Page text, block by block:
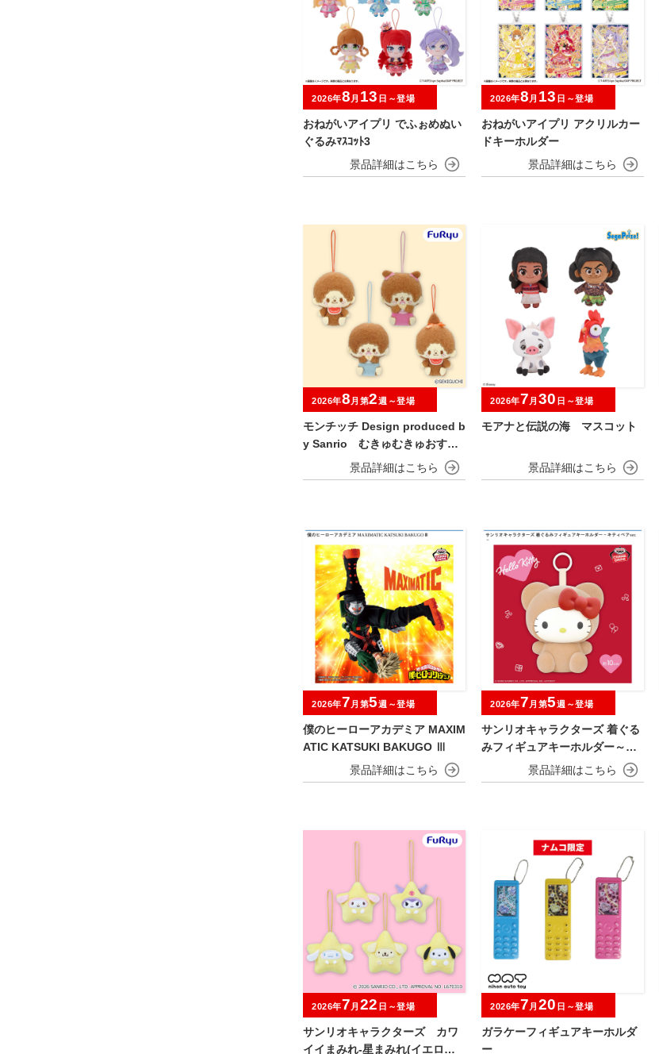
おねがいアイプリ でふぉめぬい
ぐるみﾏｽｺｯﾄ3
2026年8 月 13 日～登場
おねがいアイプリ アクリルカー
ドキーホルダー
2026年8 月 13 日～登場
モンチッチ Design produced b
y Sanrio むきゅむきゅおすわ
りマスコット
2026年8 月第2週～登場
モアナと伝説の海 マスコット
2026年7 月 30 日～登場
僕のヒーローアカデミア MAXIM
ATIC KATSUKI BAKUGO Ⅲ
2026年7 月第5週～登場
サンリオキャラクターズ 着ぐる
みフィギュアキーホルダー～キ
ティベアver.～
2026年7 月第5週～登場
サンリオキャラクターズ カワ
イイまみれ-星まみれ(イエロー)-
2026年7 月 22 日～登場
ガラケーフィギュアキーホルダ
ー
2026年7 月 20 日～登場